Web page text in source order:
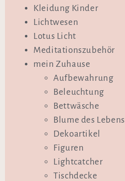
Kleidung Kinder
Lichtwesen
Lotus Licht
Meditationszubehör
mein Zuhause
Aufbewahrung
Beleuchtung
Bettwäsche
Blume des Lebens
Dekoartikel
Figuren
Lightcatcher
Tischdecke